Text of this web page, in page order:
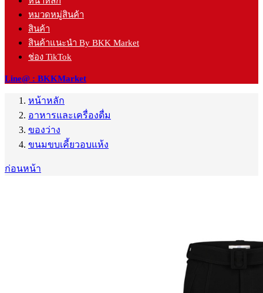
หมวดหมู่สินค้า
สินค้า
สินค้าแนะนำ By BKK Market
ช่อง TikTok
Line@ : BKKMarket
หน้าหลัก
อาหารและเครื่องดื่ม
ของว่าง
ขนมขบเคี้ยวอบแห้ง
ก่อนหน้า